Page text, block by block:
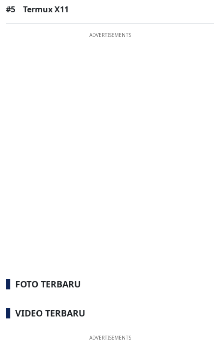
#5 Termux X11
ADVERTISEMENTS
FOTO TERBARU
VIDEO TERBARU
ADVERTISEMENTS